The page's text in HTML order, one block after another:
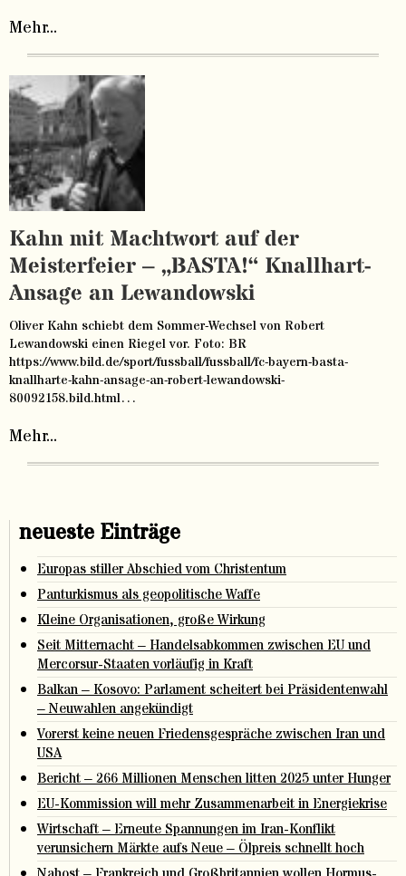
Mehr...
Kahn mit Machtwort auf der
Meisterfeier – „BASTA!“ Knallhart-
Ansage an Lewandowski
Oliver Kahn schiebt dem Sommer-Wechsel von Robert
Lewandowski einen Riegel vor. Foto: BR
https://www.bild.de/sport/fussball/fussball/fc-bayern-basta-
knallharte-kahn-ansage-an-robert-lewandowski-
80092158.bild.html…
Mehr...
neueste Einträge
Europas stiller Abschied vom Christentum
Panturkismus als geopolitische Waffe
Kleine Organisationen, große Wirkung
Seit Mitternacht – Handelsabkommen zwischen EU und
Mercorsur-Staaten vorläufig in Kraft
Balkan – Kosovo: Parlament scheitert bei Präsidentenwahl
– Neuwahlen angekündigt
Vorerst keine neuen Friedensgespräche zwischen Iran und
USA
Bericht – 266 Millionen Menschen litten 2025 unter Hunger
EU-Kommission will mehr Zusammenarbeit in Energiekrise
Wirtschaft – Erneute Spannungen im Iran-Konflikt
verunsichern Märkte aufs Neue – Ölpreis schnellt hoch